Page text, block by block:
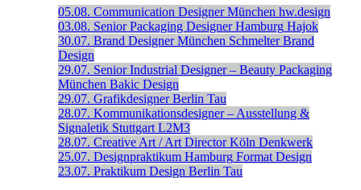
05.08. Communication Designer München hw.design
03.08. Senior Packaging Designer Hamburg Hajok
30.07. Brand Designer München Schmelter Brand
Design
29.07. Senior Industrial Designer – Beauty Packaging
München Bakic Design
29.07. Grafikdesigner Berlin Tau
28.07. Kommunikationsdesigner – Ausstellung &
Signaletik Stuttgart L2M3
28.07. Creative Art / Art Director Köln Denkwerk
25.07. Designpraktikum Hamburg Format Design
23.07. Praktikum Design Berlin Tau